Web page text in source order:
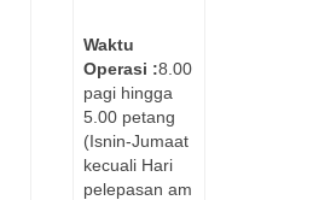
Waktu
Operasi :8.00
pagi hingga
5.00 petang
(Isnin-Jumaat
kecuali Hari
pelepasan am